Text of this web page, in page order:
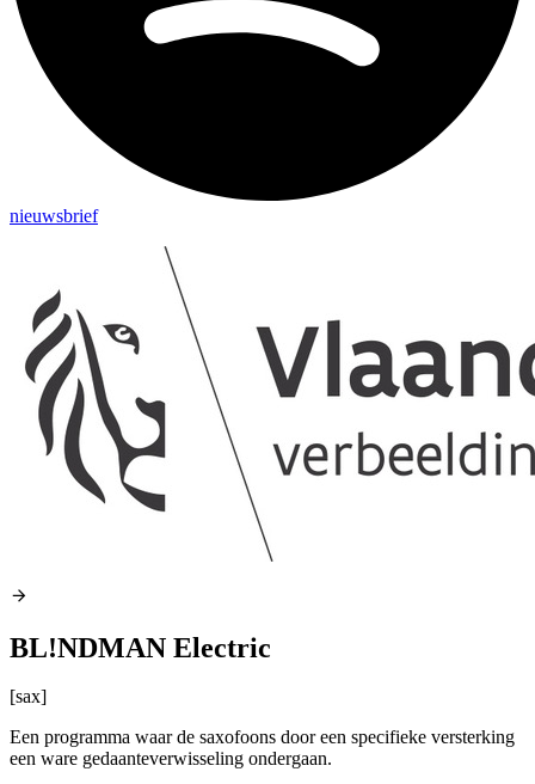
nieuwsbrief
BL!NDMAN Electric
[sax]
Een programma waar de saxofoons door een specifieke versterking
een ware gedaanteverwisseling ondergaan.